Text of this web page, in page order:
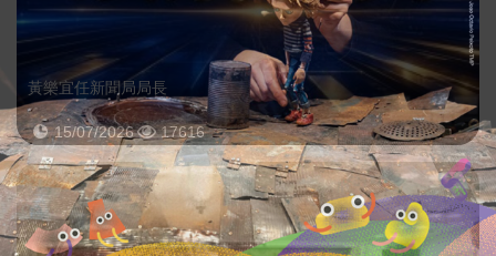
黃樂宜任新聞局局長
15/07/2026 17616